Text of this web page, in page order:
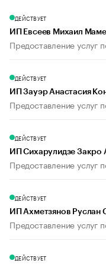
ДЕЙСТВУЕТ
ИП Евсеев Михаил
Предоставление услуг
ДЕЙСТВУЕТ
ИП Зауэр Анастасия
Предоставление услуг
ДЕЙСТВУЕТ
ИП Сихарулидзе Закро
Предоставление услуг
ДЕЙСТВУЕТ
ИП Ахметзянов Руслан
Предоставление услуг
ДЕЙСТВУЕТ